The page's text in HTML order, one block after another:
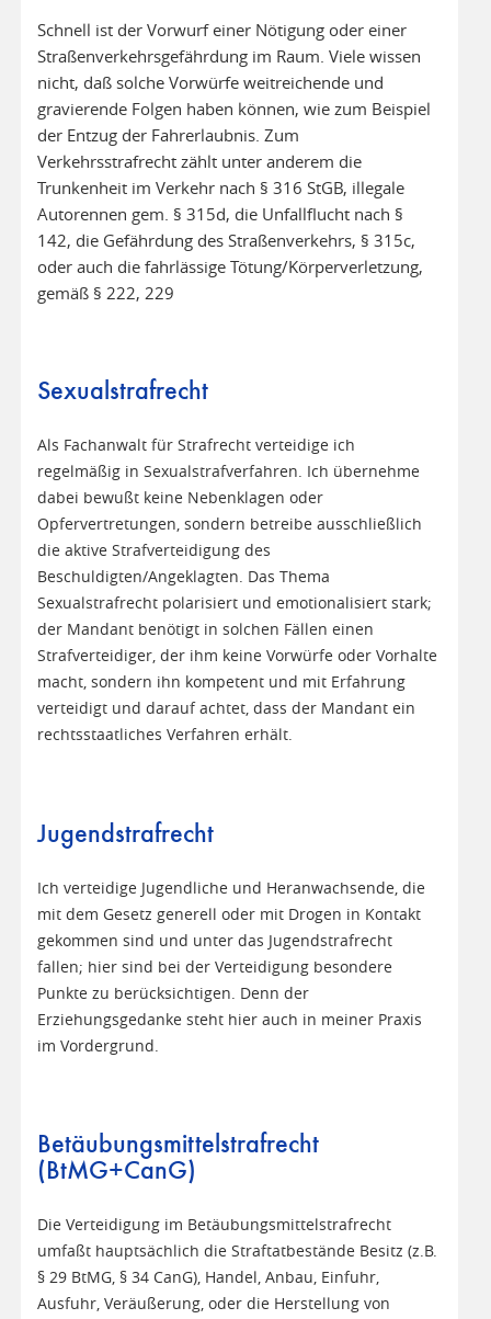
Schnell ist der Vorwurf einer Nötigung oder einer
Straßenverkehrsgefährdung im Raum. Viele wissen
nicht, daß solche Vorwürfe weitreichende und
gravierende Folgen haben können, wie zum Beispiel
der Entzug der Fahrerlaubnis. Zum
Verkehrsstrafrecht zählt unter anderem die
Trunkenheit im Verkehr nach § 316 StGB, illegale
Autorennen gem. § 315d, die Unfallflucht nach §
142, die Gefährdung des Straßenverkehrs, § 315c,
oder auch die fahrlässige Tötung/Körperverletzung,
gemäß § 222, 229
Sexualstrafrecht
Als Fachanwalt für Strafrecht verteidige ich
regelmäßig in Sexualstrafverfahren. Ich übernehme
dabei bewußt keine Nebenklagen oder
Opfervertretungen, sondern betreibe ausschließlich
die aktive Strafverteidigung des
Beschuldigten/Angeklagten. Das Thema
Sexualstrafrecht polarisiert und emotionalisiert stark;
der Mandant benötigt in solchen Fällen einen
Strafverteidiger, der ihm keine Vorwürfe oder Vorhalte
macht, sondern ihn kompetent und mit Erfahrung
verteidigt und darauf achtet, dass der Mandant ein
rechtsstaatliches Verfahren erhält.
Jugendstrafrecht
Ich verteidige Jugendliche und Heranwachsende, die
mit dem Gesetz generell oder mit Drogen in Kontakt
gekommen sind und unter das Jugendstrafrecht
fallen; hier sind bei der Verteidigung besondere
Punkte zu berücksichtigen. Denn der
Erziehungsgedanke steht hier auch in meiner Praxis
im Vordergrund.
Betäubungsmittelstrafrecht
(BtMG+CanG)
Die Verteidigung im Betäubungsmittelstrafrecht
umfaßt hauptsächlich die Straftatbestände Besitz (z.B.
§ 29 BtMG, § 34 CanG), Handel, Anbau, Einfuhr,
Ausfuhr, Veräußerung, oder die Herstellung von